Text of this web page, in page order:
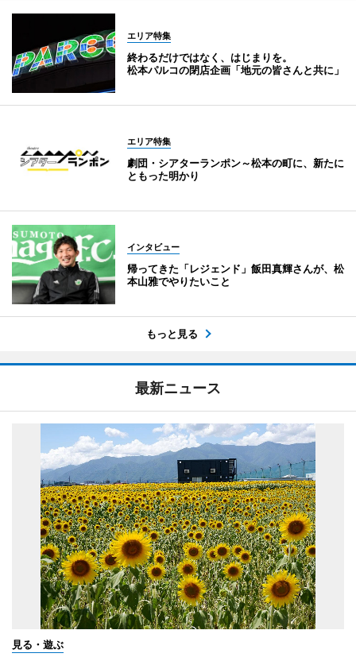
エリア特集
終わるだけではなく、はじまりを。
松本パルコの閉店企画「地元の皆さんと共に」
エリア特集
劇団・シアターランポン～松本の町に、新たに
ともった明かり
インタビュー
帰ってきた「レジェンド」飯田真輝さんが、松
本山雅でやりたいこと
もっと見る
最新ニュース
見る・遊ぶ